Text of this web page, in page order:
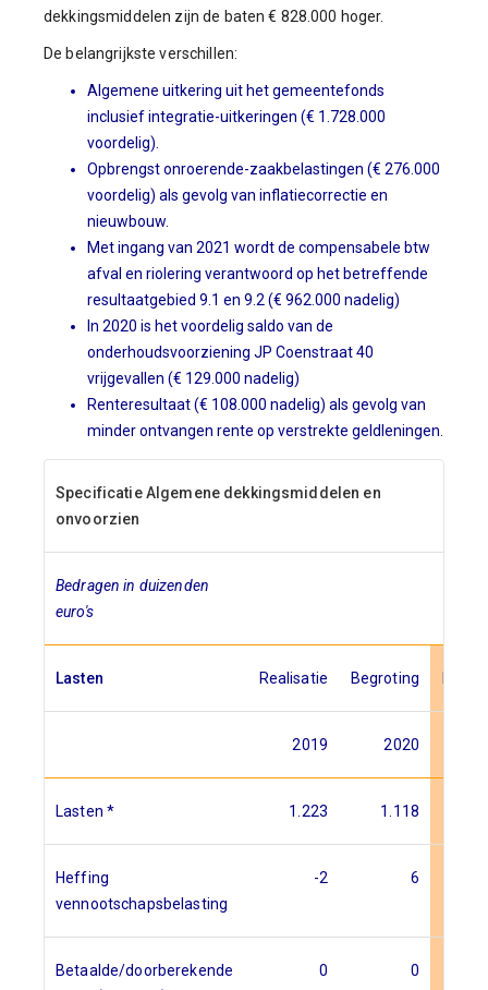
dekkingsmiddelen zijn de baten € 828.000 hoger.
De belangrijkste verschillen:
Algemene uitkering uit het gemeentefonds
inclusief integratie-uitkeringen (€ 1.728.000
voordelig).
Opbrengst onroerende-zaakbelastingen (€ 276.000
voordelig) als gevolg van inflatiecorrectie en
nieuwbouw.
Met ingang van 2021 wordt de compensabele btw
afval en riolering verantwoord op het betreffende
resultaatgebied 9.1 en 9.2 (€ 962.000 nadelig)
In 2020 is het voordelig saldo van de
onderhoudsvoorziening JP Coenstraat 40
vrijgevallen (€ 129.000 nadelig)
Renteresultaat (€ 108.000 nadelig) als gevolg van
minder ontvangen rente op verstrekte geldleningen.
Specificatie Algemene dekkingsmiddelen en
onvoorzien
Bedragen in duizenden
euro's
Lasten Realisatie Begroting
2019 2020
Lasten * 1.223 1.118
Heffing
vennootschapsbelasting
-2 6
Betaalde/doorberekende
0 0